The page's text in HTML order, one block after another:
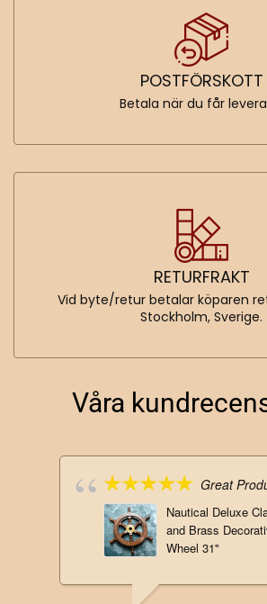
POSTFÖRSKOTT
Betala när du får
RETURFRAKT
Vid byte/retur betalar köparen
Stockholm, Sverige.
Våra
Great
Nautical Deluxe
and Brass
Wheel 31"